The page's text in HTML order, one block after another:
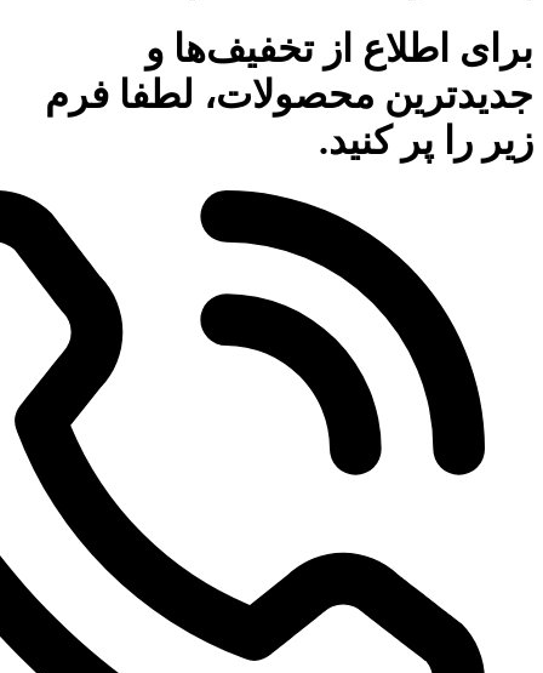
برای اطلاع از تخفیف‌ها و
جدیدترین محصولات، لطفا فرم
زیر را پر کنید.